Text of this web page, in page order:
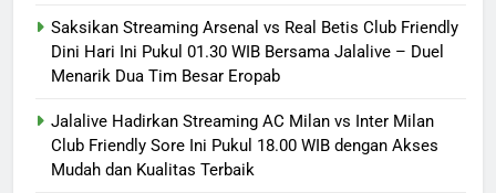
Saksikan Streaming Arsenal vs Real Betis Club Friendly
Dini Hari Ini Pukul 01.30 WIB Bersama Jalalive – Duel
Menarik Dua Tim Besar Eropab
Jalalive Hadirkan Streaming AC Milan vs Inter Milan
Club Friendly Sore Ini Pukul 18.00 WIB dengan Akses
Mudah dan Kualitas Terbaik